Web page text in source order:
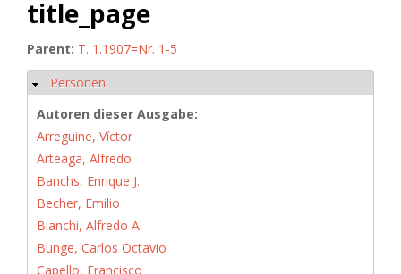
title_page
Parent: T. 1.1907=Nr. 1-5
Hide
Personen
Autoren dieser Ausgabe:
Arreguine, Víctor
Arteaga, Alfredo
Banchs, Enrique J.
Becher, Emilio
Bianchi, Alfredo A.
Bunge, Carlos Octavio
Capello, Francisco